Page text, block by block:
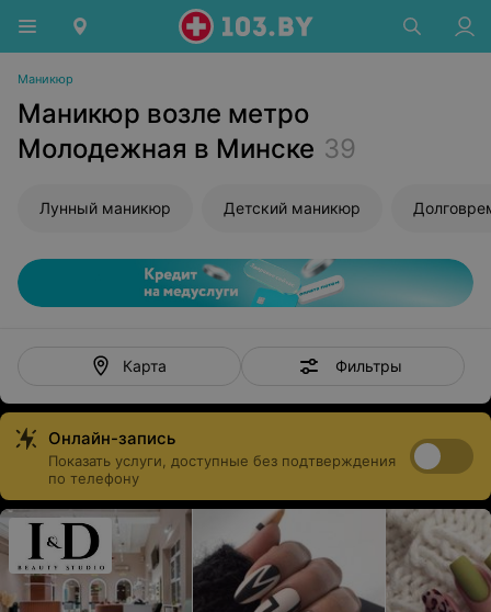
Маникюр
Маникюр возле метро
Молодежная в Минске 39
Лунный маникюр Детский маникюр
Карта Фильтры
Онлайн-запись
Показать услуги, доступные без подтверждения
по телефону